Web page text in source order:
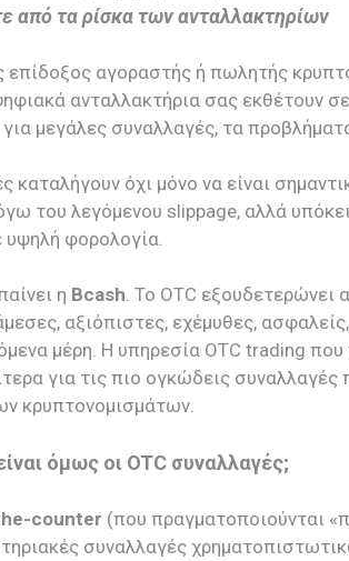
από τα ρίσκα των ανταλλακτηρίων
επίδοξος αγοραστής ή πωλητής
ανταλλακτήρια σας εκθέτουν
μεγάλες συναλλαγές, τα
καταλήγουν όχι μόνο να είναι
του λεγόμενου slippage, αλλά
φορολογία.
η Bcash . Το OTC
αξιόπιστες, εχέμυθες,
μέρη. Η υπηρεσία OTC trading που
για τις πιο ογκώδεις
κρυπτονομισμάτων.
όμως οι OTC συναλλαγές;
counter (που πραγματοποιούνται
συναλλαγές